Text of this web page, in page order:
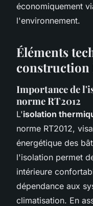
économiquement
l'environnement.
Éléments
construction
Importance de
norme RT2012
L'isolation
norme RT2012,
énergétique des
l'isolation permet
intérieure
dépendance aux
climatisation. En